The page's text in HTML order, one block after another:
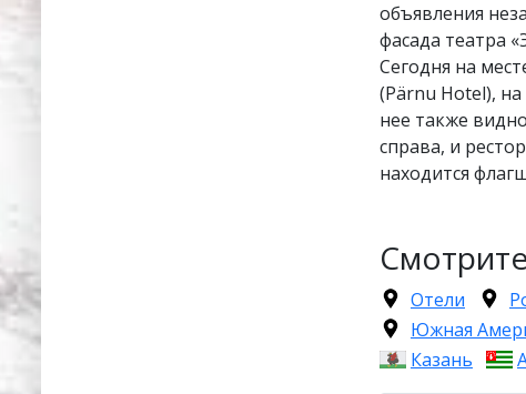
объявления
фасада театра
Сегодня на
(Pärnu Hotel),
нее также
справа, и
находится
Отели
Южная
Казань